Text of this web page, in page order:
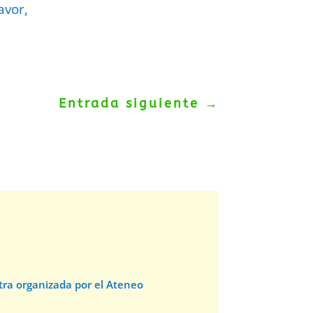
Entrada siguiente →
organizada por el Ateneo